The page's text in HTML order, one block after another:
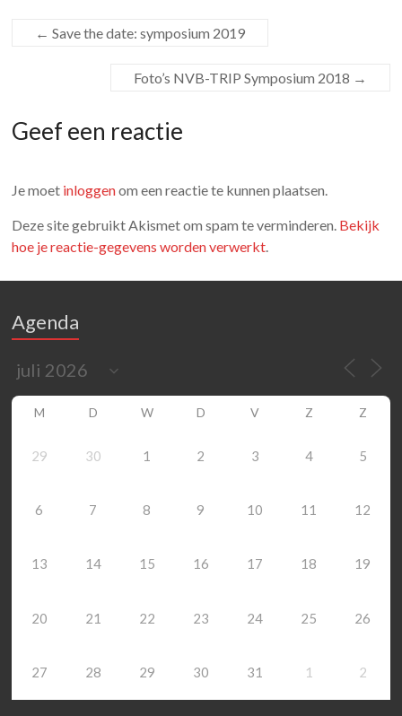
← Save the date: symposium 2019
Foto’s NVB-TRIP Symposium 2018 →
Geef een reactie
Je moet inloggenom een reactie te kunnen plaatsen.
Deze site gebruikt Akismet om spam te verminderen. Bekijk
hoe je reactie-gegevens worden verwerkt.
Agenda
M D W D V Z Z
29 30 1 2 3 4 5
6 7 8 9 10 11 12
13 14 15 16 17 18 19
20 21 22 23 24 25 26
27 28 29 30 31 1 2